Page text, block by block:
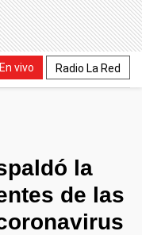
En vivo Radio La Red
la
de las